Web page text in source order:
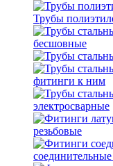
Трубы
бесшовные
фитинги к ним
электросварные
резьбовые